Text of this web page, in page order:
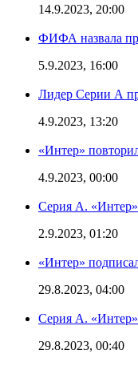
14.9.2023, 20:00
ФИФА назвала
5.9.2023, 16:00
Лидер Серии А
4.9.2023, 13:20
«Интер»
4.9.2023, 00:00
Серия А.
2.9.2023, 01:20
«Интер»
29.8.2023, 04:00
Серия А. «Интер»
29.8.2023, 00:40